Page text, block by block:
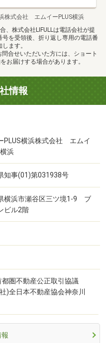
株式会社 エムイーPLUS横浜
、株式会社LIFULLは電話会社が提
を受領後、折り返し専用の電話番
ます。
合せいただいた方には、ショート
お届けする場合があります。
情報
PLUS横浜株式会社 エムイ
浜
知事(01)第031938号
横浜市瀬谷区三ツ境1-9 ブ
ビル2階
都圏不動産公正取引協議
)全日本不動産協会神奈川